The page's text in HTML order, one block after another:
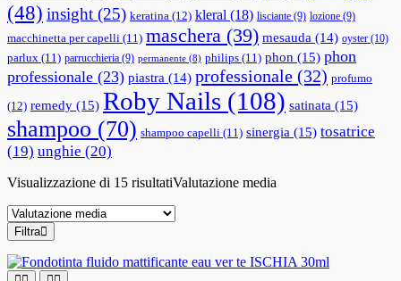
(48) insight (25) keratina (12) kleral (18) lisciante (9) lozione (9)
macchinetta per capelli (11) maschera (39) mesauda (14) oyster (10)
parlux (11) parrucchieria (9) permanente (8) philips (11) phon (15) phon
professionale (23) piastra (14) professionale (32) profumo
(12) remedy (15) Roby Nails (108) satinata (15)
shampoo (70) shampoo capelli (11) sinergia (15) tosatrice
(19) unghie (20)
Visualizzazione di 15 risultatiValutazione media
Filtra